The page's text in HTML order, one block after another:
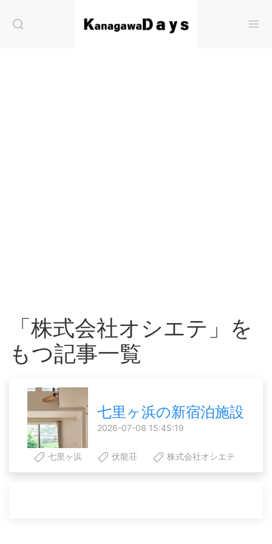
「株式会社オシエテ」を
もつ記事一覧
七里ヶ浜の新宿泊施設
2026-07-08 15:45:19
七里ヶ浜 伏龍荘 株式会社オシエテ